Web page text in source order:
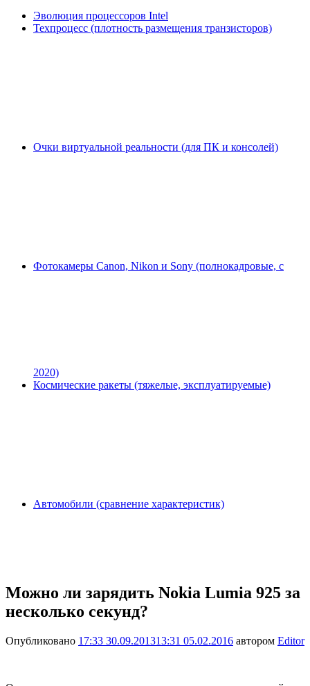
Эволюция процессоров Intel
Техпроцесс (плотность размещения транзисторов)
Очки виртуальной реальности (для ПК и консолей)
Фотокамеры Canon, Nikon и Sony (полнокадровые, с
2020)
Космические ракеты (тяжелые, эксплуатируемые)
Автомобили (сравнение характеристик)
Можно ли зарядить Nokia Lumia 925 за
несколько секунд?
Опубликовано 17:33 30.09.201313:31 05.02.2016 автором Editor